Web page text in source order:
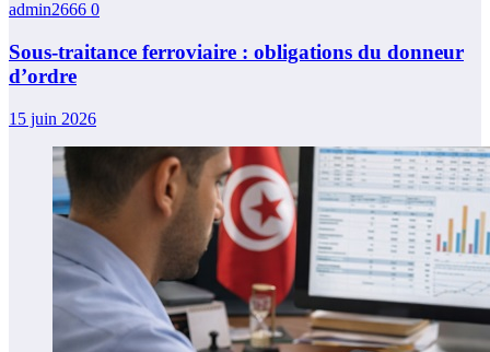
admin2666 0
Sous-traitance ferroviaire : obligations du donneur
d’ordre
15 juin 2026